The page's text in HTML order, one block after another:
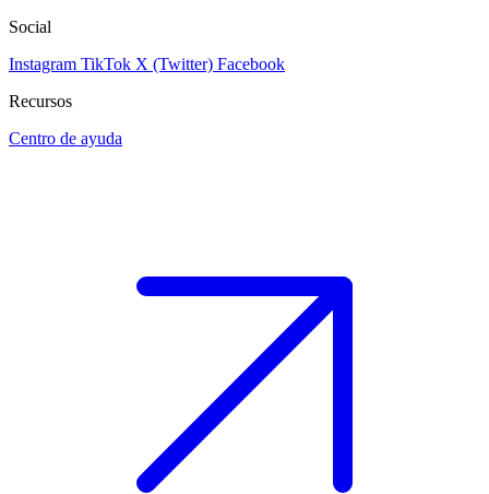
Social
Instagram TikTok X (Twitter) Facebook
Recursos
Centro de ayuda